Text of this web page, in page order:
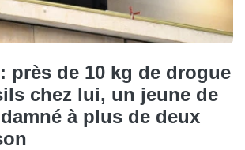
près de 10 kg de drogue
chez lui, un jeune de
à plus de deux